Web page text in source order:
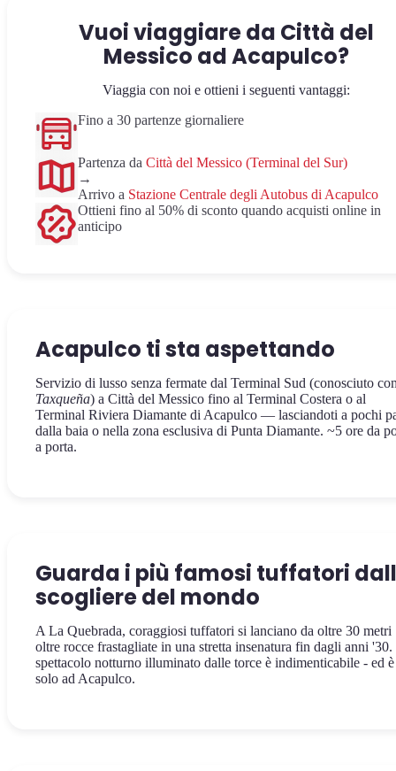
Vuoi viaggiare da Città del
Messico ad Acapulco?
Viaggia con noi e ottieni i seguenti vantaggi:
Fino a 30 partenze giornaliere
Partenza da Città del Messico (Terminal del Sur)
→
Arrivo a Stazione Centrale degli Autobus di Acapulco
Ottieni fino al 50% di sconto quando acquisti online in
anticipo
Acapulco ti sta aspettando
Servizio di lusso senza fermate dal Terminal Sud (conosciuto
Taxqueña) a Città del Messico fino al Terminal Costera o al
Terminal Riviera Diamante di Acapulco — lasciandoti a pochi
dalla baia o nella zona esclusiva di Punta Diamante. ~5 ore da
a porta.
Guarda i più famosi tuffatori
scogliere del mondo
A La Quebrada, coraggiosi tuffatori si lanciano da oltre 30 metri
oltre rocce frastagliate in una stretta insenatura fin dagli anni
spettacolo notturno illuminato dalle torce è indimenticabile - ed è
solo ad Acapulco.